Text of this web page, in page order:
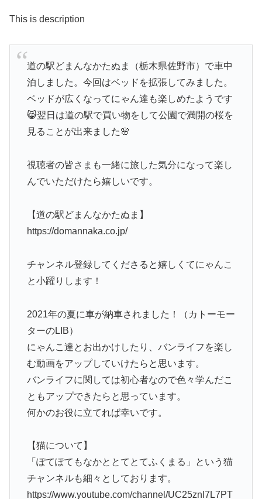
This is description
道の駅どまんなかたぬま（栃木県佐野市）で車中
泊しました。今回はベッドを拡張してみました。
ベッドが広くなってにゃん達も楽しめたようです
😸翌日は道の駅で買い物をして公園で満開の桜を
見ることが出来ました🌸
視聴者の皆さまも一緒に旅した気分になって楽し
んでいただけたら嬉しいです。
【道の駅どまんなかたぬま】
https://domannaka.co.jp/
チャンネル登録してくださると嬉しくてにゃんこ
と小躍りします！
2021年の夏に車が納車されました！（カトーモー
ターのLIB）
にゃんこ達とお出かけしたり、バンライフを楽し
む動画をアップしていけたらと思います。
バンライフに関しては初心者なので色々学んだこ
ともアップできたらと思っています。
何かのお役に立てれば幸いです。
【猫について】
「ぽてぽてもなかととてとてふくまる」という猫
チャンネルも細々としております。
https://www.youtube.com/channel/UC25znl7L7PT